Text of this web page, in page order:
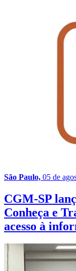
São Paulo, 05 de
CGM-SP
Conheça e
acesso à